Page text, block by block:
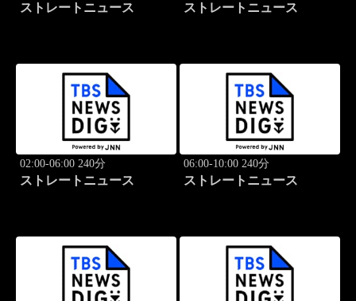
ストレートニュース ストレートニュース
02:00-06:00 240分
ストレートニュース
06:00-10:00 240分
ストレートニュース